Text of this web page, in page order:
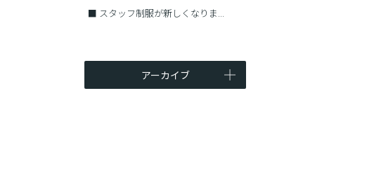
■ スタッフ制服が新しくなりま...
アーカイブ